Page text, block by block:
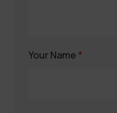
Your Name *